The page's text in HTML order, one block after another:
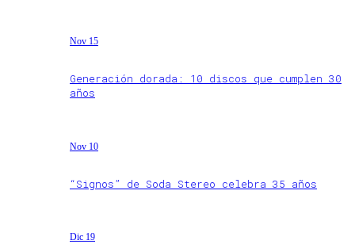
Nov 15
Generación dorada: 10 discos que cumplen 30
años
Nov 10
“Signos” de Soda Stereo celebra 35 años
Dic 19